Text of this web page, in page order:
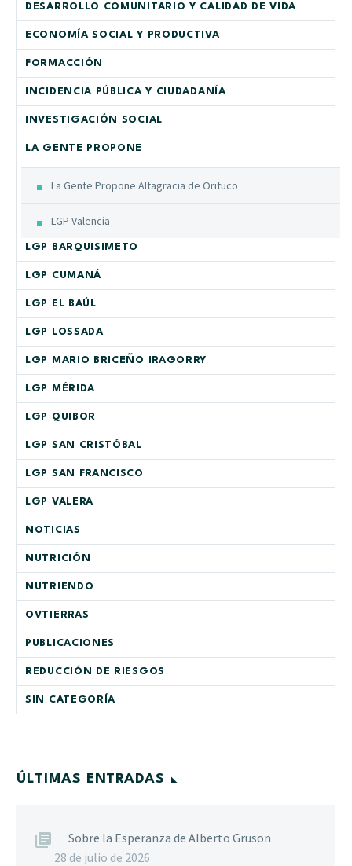
DESARROLLO COMUNITARIO Y CALIDAD DE VIDA
ECONOMÍA SOCIAL Y PRODUCTIVA
FORMACCIÓN
INCIDENCIA PÚBLICA Y CIUDADANÍA
INVESTIGACIÓN SOCIAL
LA GENTE PROPONE
La Gente Propone Altagracia de Orituco
LGP Valencia
LGP BARQUISIMETO
LGP CUMANÁ
LGP EL BAÚL
LGP LOSSADA
LGP MARIO BRICEÑO IRAGORRY
LGP MÉRIDA
LGP QUIBOR
LGP SAN CRISTÓBAL
LGP SAN FRANCISCO
LGP VALERA
NOTICIAS
NUTRICIÓN
NUTRIENDO
OVTIERRAS
PUBLICACIONES
REDUCCIÓN DE RIESGOS
SIN CATEGORÍA
ÚLTIMAS ENTRADAS
Sobre la Esperanza de Alberto Gruson
28 de julio de 2026